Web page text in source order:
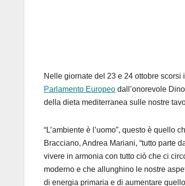
Nelle giornate del 23 e 24 ottobre scorsi
Parlamento Europeo dall’onorevole Dino
della dieta mediterranea sulle nostre
“L’ambiente è l’uomo”, questo è quello
Bracciano, Andrea Mariani, “tutto parte
vivere in armonia con tutto ciò che ci
moderno e che allunghino le nostre
di energia primaria e di aumentare